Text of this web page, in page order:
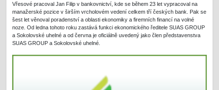
Vřesové pracoval Jan Filip v bankovnictví, kde se během 23 let vypracoval na
manažerské pozice v širším vrcholovém vedení celkem tří českých bank. Pak se
šest let věnoval poradenství a oblasti ekonomiky a firemních financí na volné
noze. Od ledna tohoto roku zastává funkci ekonomického ředitele SUAS GROUP
a Sokolovské uhelné a od června je oficiálně uvedený jako člen představenstva
SUAS GROUP a Sokolovské uhelné.